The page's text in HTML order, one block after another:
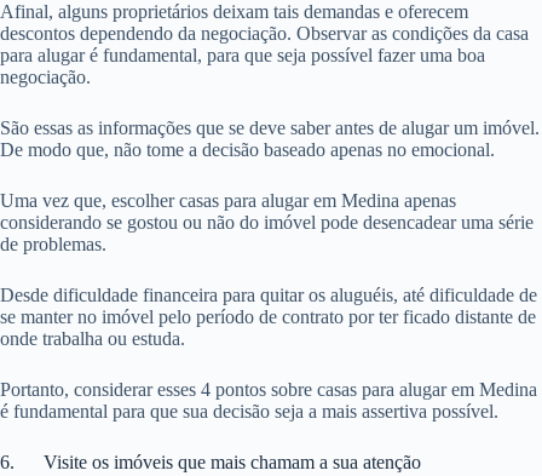
Afinal, alguns proprietários deixam tais demandas e oferecem
descontos dependendo da negociação. Observar as condições da casa
para alugar é fundamental, para que seja possível fazer uma boa
negociação.
São essas as informações que se deve saber antes de alugar um imóvel.
De modo que, não tome a decisão baseado apenas no emocional.
Uma vez que, escolher casas para alugar em Medina apenas
considerando se gostou ou não do imóvel pode desencadear uma série
de problemas.
Desde dificuldade financeira para quitar os aluguéis, até dificuldade de
se manter no imóvel pelo período de contrato por ter ficado distante de
onde trabalha ou estuda.
Portanto, considerar esses 4 pontos sobre casas para alugar em Medina
é fundamental para que sua decisão seja a mais assertiva possível.
6. Visite os imóveis que mais chamam a sua atenção